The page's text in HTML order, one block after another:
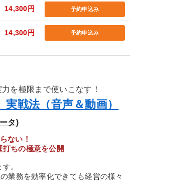
14,300円 予約申込み
14,300円 予約申込み
を極限まで使いこなす！
戦法（音声＆動画）
タ)
ない！
ちの極意を公開
。
業務を効率化できても経営の様々